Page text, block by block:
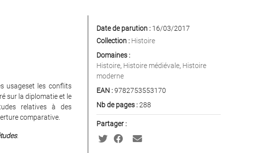
usageset les conflits
sur la diplomatie et le
relatives à des
comparative.
.
Date de parution :16/03/2017
Collection : Histoire
Domaines :
Histoire, Histoire médiévale, Histoire
moderne
EAN :9782753553170
Nb de pages :288
Partager :